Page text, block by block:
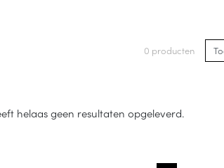
0 producten
helaas geen resultaten opgeleverd.